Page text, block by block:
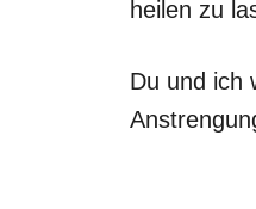
heilen zu
Du und ich